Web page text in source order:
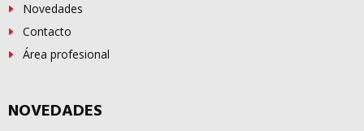
Novedades
Contacto
Área profesional
NOVEDADES